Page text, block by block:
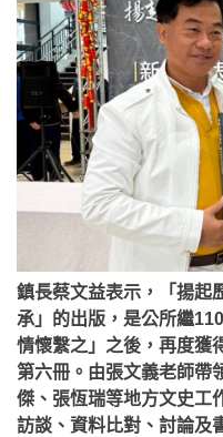
鎮長蔡文益表示，「揚起
承」的出版，是公所繼
情懷繫之」之後，再度獲
第六冊。由張文義老師帶
傑、張恆瑞等地方文史工
訪談、資料比對、討論及